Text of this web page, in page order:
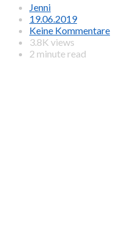
Jenni
19.06.2019
Keine Kommentare
3.8K views
2 minute read